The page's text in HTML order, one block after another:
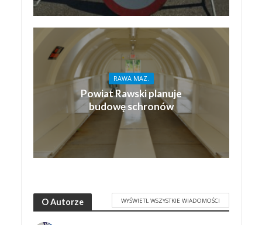
RAWA MAZ.
Powiat Rawski planuje
budowę schronów
O Autorze WYŚWIETL WSZYSTKIE WIADOMOŚCI